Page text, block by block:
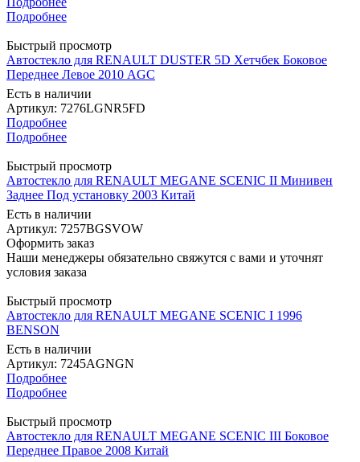
Подробнее
Быстрый просмотр
Автостекло для RENAULT DUSTER 5D Хетчбек Боковое
Переднее Левое 2010 AGC
Есть в наличии
Артикул: 7276LGNR5FD
Подробнее
Подробнее
Быстрый просмотр
Автостекло для RENAULT MEGANE SCENIC II Минивен
Заднее Под установку 2003 Китай
Есть в наличии
Артикул: 7257BGSVOW
Оформить заказ
Наши менеджеры обязательно свяжутся с вами и уточнят
условия заказа
Быстрый просмотр
Автостекло для RENAULT MEGANE SCENIC I 1996
BENSON
Есть в наличии
Артикул: 7245AGNGN
Подробнее
Подробнее
Быстрый просмотр
Автостекло для RENAULT MEGANE SCENIC III Боковое
Переднее Правое 2008 Китай